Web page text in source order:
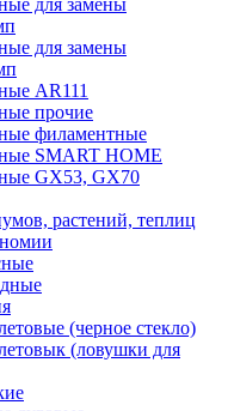
для замены
для замены
AR111
прочие
филаментные
SMART HOME
GX53, GX70
растений, теплиц
(черное стекло)
(ловушки для